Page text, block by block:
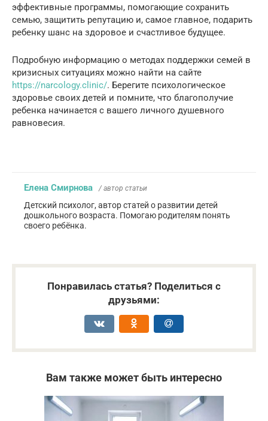
эффективные программы, помогающие сохранить
семью, защитить репутацию и, самое главное, подарить
ребенку шанс на здоровое и счастливое будущее.
Подробную информацию о методах поддержки семей в
кризисных ситуациях можно найти на сайте
https://narcology.clinic/. Берегите психологическое
здоровье своих детей и помните, что благополучие
ребенка начинается с вашего личного душевного
равновесия.
Елена Смирнова / автор статьи
Детский психолог, автор статей о развитии детей
дошкольного возраста. Помогаю родителям понять
своего ребёнка.
Понравилась статья? Поделиться с
друзьями:
Вам также может быть интересно